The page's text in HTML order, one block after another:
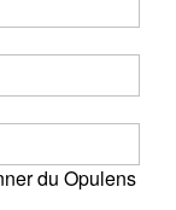
du Opulens